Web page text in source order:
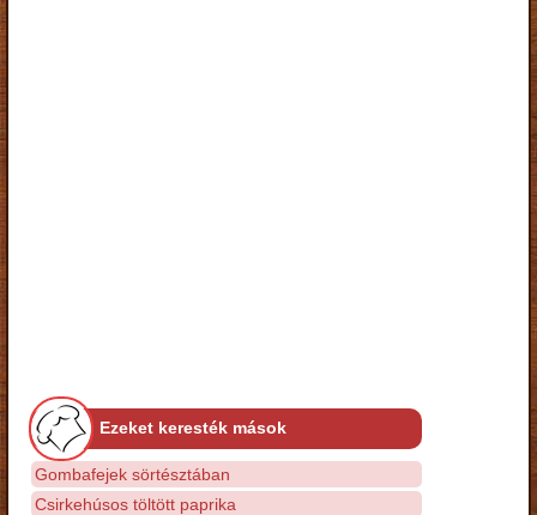
Ezeket keresték mások
Gombafejek sörtésztában
Csirkehúsos töltött paprika